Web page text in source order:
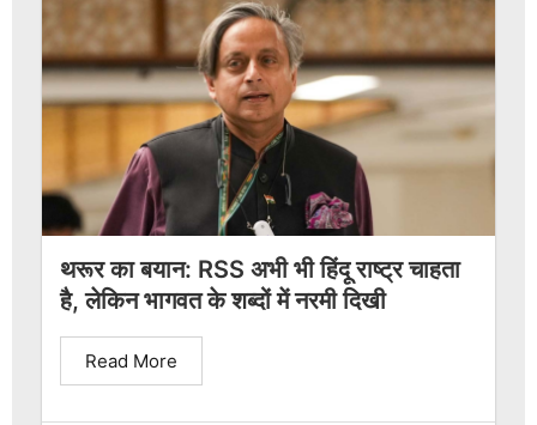
थरूर का बयान: RSS अभी भी हिंदू राष्ट्र चाहता
है, लेकिन भागवत के शब्दों में नरमी दिखी
Read More